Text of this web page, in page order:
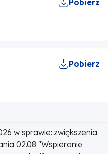
Pobierz
Pobierz
w sprawie: zwiększenia
02.08 "Wspieranie